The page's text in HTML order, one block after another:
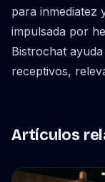
para inmediatez
impulsada por
Bistrochat
receptivos,
Artículos